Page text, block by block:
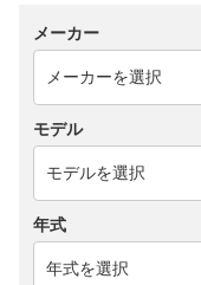
メーカー
モデル
年式